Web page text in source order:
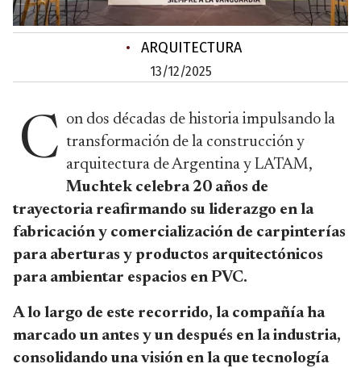
• ARQUITECTURA
13/12/2025
C on dos décadas de historia impulsando la
transformación de la construcción y
arquitectura de Argentina y LATAM,
Muchtek celebra 20 años de
trayectoria reafirmando su liderazgo en la
fabricación y comercialización de carpinterías
para aberturas y productos arquitectónicos
para ambientar espacios en PVC.
A lo largo de este recorrido, la compañía ha
marcado un antes y un después en la industria,
consolidando una visión en la que tecnología